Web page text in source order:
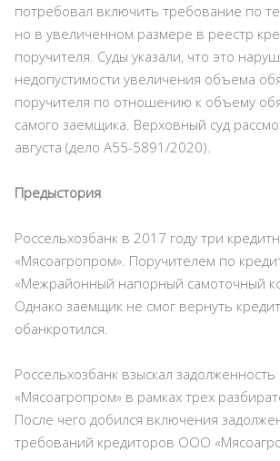
потребовал включить требование по
но в увеличенном размере в реестр
поручителя. Суды указали, что это
недопустимости увеличения объема
поручителя по отношению к объему
самого заемщика. Верховный суд
августа (дело А55-5891/2020).
Предыстория
Россельхозбанк в 2017 году три
«Мясоагропром». Поручителем по
«Межрайонный напорный самоточный
Однако заемщик не смог вернуть
обанкротился.
Россельхозбанк взыскал
«Мясоагропром» в рамках трех
После чего добился включения
требований кредиторов ООО